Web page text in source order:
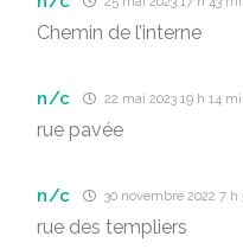
Chemin de l’interne
n/c 22 mai 2023 19 h 14
rue pavée
n/c 30 novembre 2022 7 h
rue des templiers